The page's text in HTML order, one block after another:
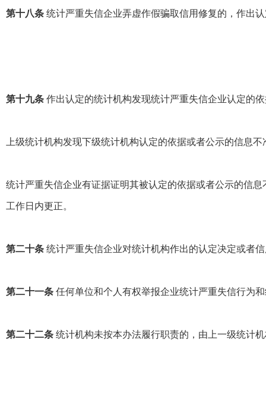
第十八条 统计严重失信企业弄虚作假骗取信用修复的，作出
第十九条 作出认定的统计机构发现统计严重失信企业认定的
上级统计机构发现下级统计机构认定的依据或者公示的信息
统计严重失信企业有证据证明其被认定的依据或者公示的信
工作日内更正。
第二十条 统计严重失信企业对统计机构作出的认定决定或者
第二十一条 任何单位和个人有权举报企业统计严重失信行为
第二十二条 统计机构未按本办法履行职责的，由上一级统计